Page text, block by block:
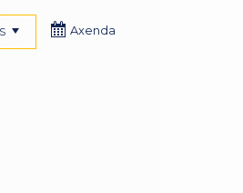
Axenda